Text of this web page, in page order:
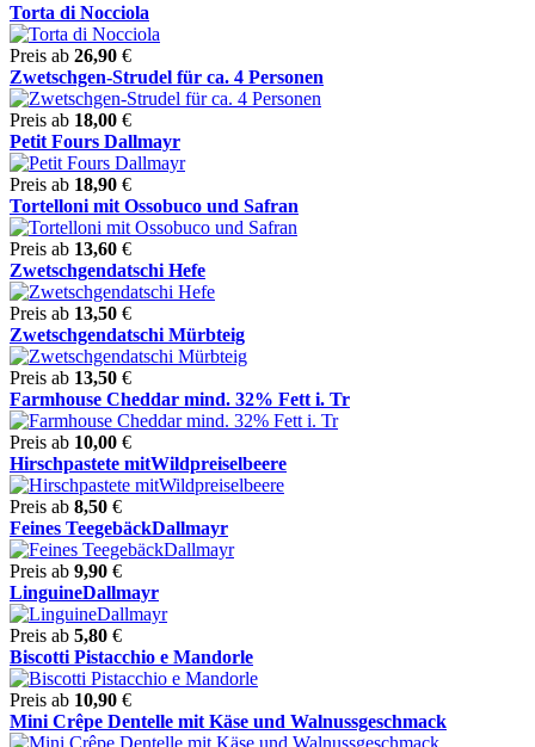
Torta di Nocciola
Preis ab 26,90 €
Zwetschgen-Strudel für ca. 4 Personen
Preis ab 18,00 €
Petit Fours Dallmayr
Preis ab 18,90 €
Tortelloni mit Ossobuco und Safran
Preis ab 13,60 €
Zwetschgendatschi Hefe
Preis ab 13,50 €
Zwetschgendatschi Mürbteig
Preis ab 13,50 €
Farmhouse Cheddar mind. 32% Fett i. Tr
Preis ab 10,00 €
Hirschpastete mitWildpreiselbeere
Preis ab 8,50 €
Feines TeegebäckDallmayr
Preis ab 9,90 €
LinguineDallmayr
Preis ab 5,80 €
Biscotti Pistacchio e Mandorle
Preis ab 10,90 €
Mini Crêpe Dentelle mit Käse und Walnussgeschmack